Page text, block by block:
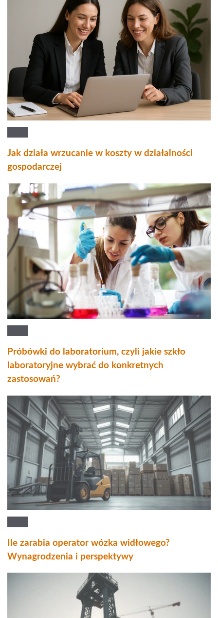
Jak działa wrzucanie w koszty w działalności
gospodarczej
Próbówki do laboratorium, czyli jakie szkło
laboratoryjne wybrać do konkretnych
zastosowań?
Ile zarabia operator wózka widłowego?
Wynagrodzenia i perspektywy